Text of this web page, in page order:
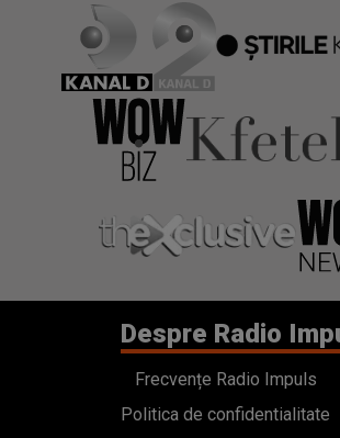
Despre Radio
Frecvențe Radio Impuls
Politica de confidentialitate